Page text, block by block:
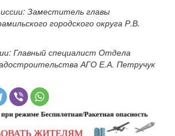
Заместитель главы
городского округа Р.В.
Главный специалист Отдела
АГО Е.А. Петручук